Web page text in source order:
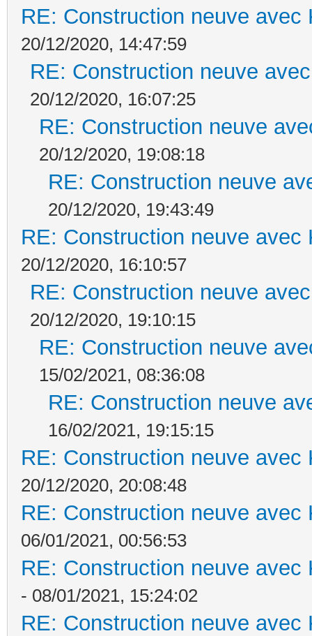
RE: Construction neuve avec
20/12/2020, 14:47:59
RE: Construction neuve
20/12/2020, 16:07:25
RE: Construction neuve
20/12/2020, 19:08:18
RE: Construction neuve
20/12/2020, 19:43:49
RE: Construction neuve avec
20/12/2020, 16:10:57
RE: Construction neuve
20/12/2020, 19:10:15
RE: Construction neuve
15/02/2021, 08:36:08
RE: Construction neuve
16/02/2021, 19:15:15
RE: Construction neuve avec
20/12/2020, 20:08:48
RE: Construction neuve avec
06/01/2021, 00:56:53
RE: Construction neuve avec
- 08/01/2021, 15:24:02
RE: Construction neuve avec